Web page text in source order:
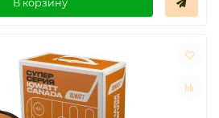
В корзину